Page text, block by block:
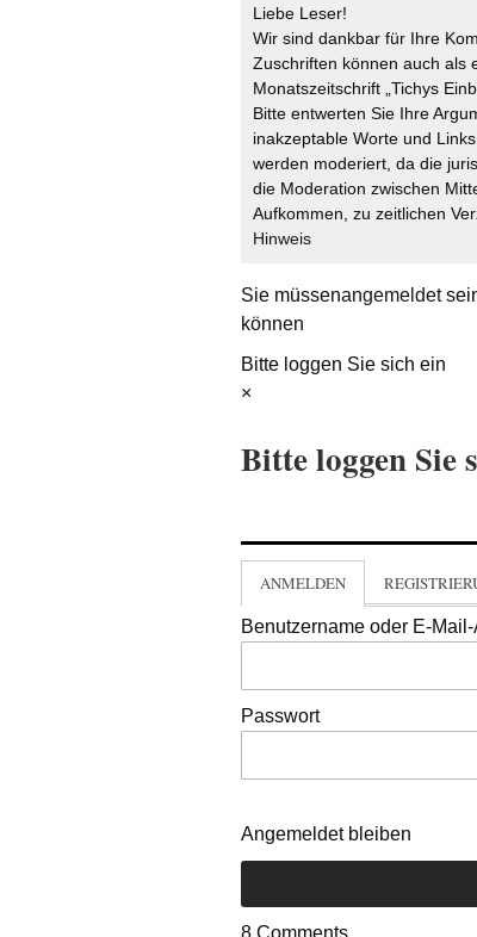
Liebe Leser!
Wir sind dankbar für Ihre
Zuschriften können auch als
Monatszeitschrift „Tichys
Bitte entwerten Sie Ihre
inakzeptable Worte und
werden moderiert, da die
die Moderation zwischen
Aufkommen, zu zeitlichen
Hinweis
Sie müssenangemeldet
können
Bitte loggen Sie sich ein
×
Bitte loggen Sie
ANMELDEN
Benutzername oder E-
Passwort
Angemeldet bleiben